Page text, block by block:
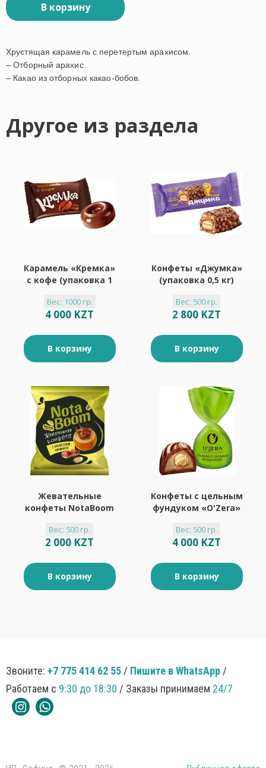
В корзину
Хрустящая карамель с перетертым арахисом.
– Отборный арахис.
– Какао из отборных какао-бобов.
Другое из раздела
Карамель «Кремка»
с кофе (упаковка 1
Вес: 1000 гр.
4 000 KZT
В корзину
Конфеты «Джумка»
(упаковка 0,5 кг)
Вес: 500 гр.
2 800 KZT
В корзину
Жевательные
конфеты NotaBoom
начинкой (упаковка
0,5 кг)
Вес: 500 гр.
2 000 KZT
В корзину
Конфеты с цельным
фундуком «O'Zera»
Вес: 500 гр.
4 000 KZT
В корзину
Звоните: +7 775 414 62 55 / Пишите в WhatsApp /
Работаем с 9:30 до 18:30 / Заказы принимаем 24/7